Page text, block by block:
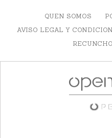
QUEN SOMOS
AVISO LEGAL Y